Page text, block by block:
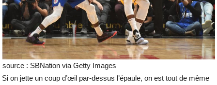
source : SBNation via Getty Images
Si on jette un coup d’œil par-dessus l’épaule, on est tout de même